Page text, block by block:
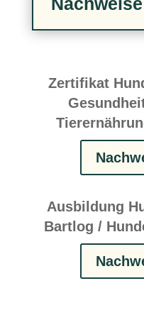
Zertifikat
Ausbildung
Bartlog /